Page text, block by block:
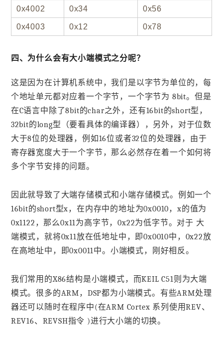
0x4002 0x34 0x56
0x4003 0x12 0x78
四、为什么会有大小端模式之分呢？
这是因为在计算机系统中，我们是以字节为单位的，每
个地址单元都对应着一个字节，一个字节为 8bit。但是
在C语言中除了8bit的char之外，还有16bit的short型，
32bit的long型（要看具体的编译器），另外，对于位数
大于8位的处理器，例如16位或者32位的处理器，由于
寄存器宽度大于一个字节，那么必然存在着一个如何将
多个字节安排的问题。
因此就导致了大端存储模式和小端存储模式。例如一个
16bit的short型x，在内存中的地址为0x0010，x的值为
0x1122，那么0x11为高字节，0x22为低字节。对于 大
端模式，就将0x11放在低地址中，即0x0010中，0x22放
在高地址中，即0x0011中。小端模式，刚好相反。
我们常用的X86结构是小端模式，而KEIL C51则为大端
模式。很多的ARM，DSP都为小端模式。有些ARM处理
器还可以随时在程序中(在ARM Cortex 系列使用REV、
REV16、REVSH指令 )进行大小端的切换。